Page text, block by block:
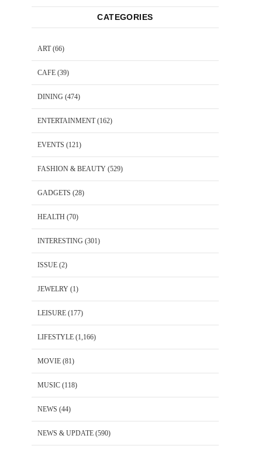
CATEGORIES
ART(66)
CAFE (39)
DINING (474)
ENTERTAINMENT(162)
EVENTS (121)
FASHION & BEAUTY (529)
GADGETS (28)
HEALTH (70)
INTERESTING (301)
ISSUE (2)
JEWELRY (1)
LEISURE (177)
LIFESTYLE (1,166)
MOVIE (81)
MUSIC (118)
NEWS (44)
NEWS & UPDATE (590)